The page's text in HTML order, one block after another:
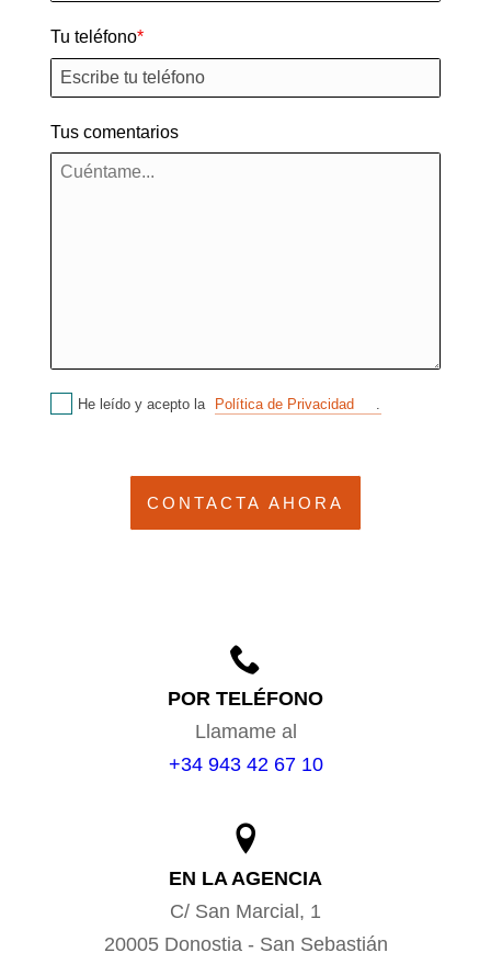
Tu teléfono
Tus comentarios
He leído y acepto la Política de Privacidad .
POR TELÉFONO
Llamame al
+34 943 42 67 10
EN LA AGENCIA
C/ San Marcial, 1
20005 Donostia - San Sebastián